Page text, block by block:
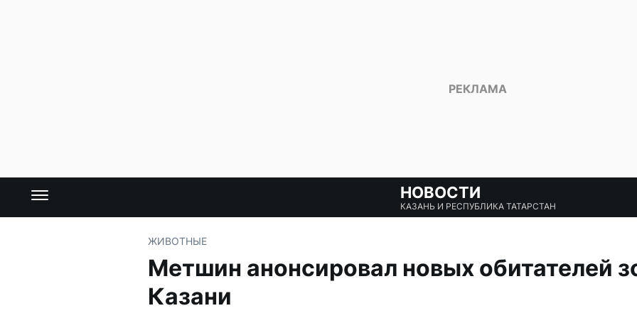
НОВОСТИ
КАЗАНЬ И РЕСПУБЛИКА ТАТАРСТАН
ЖИВОТНЫЕ
Метшин анонсировал новых обитателей
Казани